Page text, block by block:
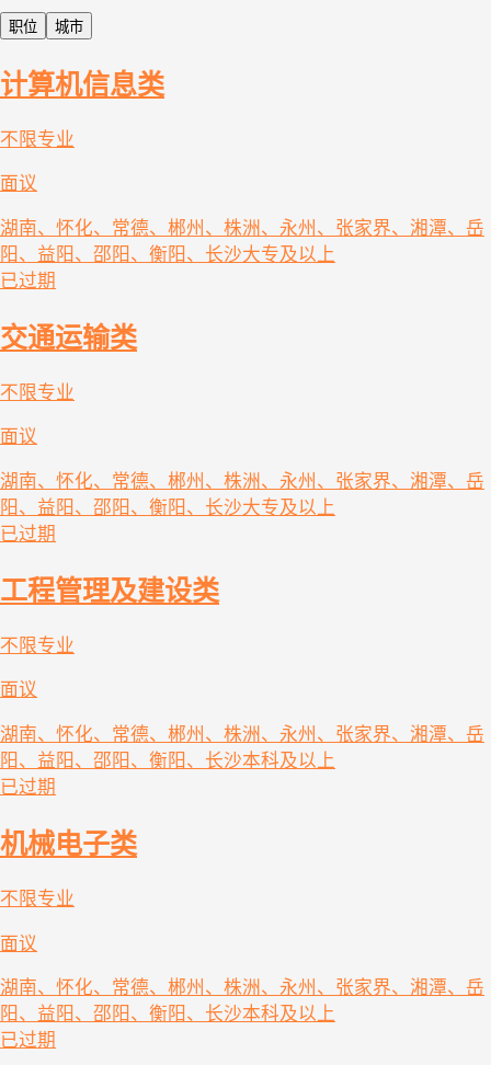
职位 城市
计算机信息类
不限专业
面议
湖南、怀化、常德、郴州、株洲、永州、张家界、湘潭、岳
阳、益阳、邵阳、衡阳、长沙大专及以上
已过期
交通运输类
不限专业
面议
湖南、怀化、常德、郴州、株洲、永州、张家界、湘潭、岳
阳、益阳、邵阳、衡阳、长沙大专及以上
已过期
工程管理及建设类
不限专业
面议
湖南、怀化、常德、郴州、株洲、永州、张家界、湘潭、岳
阳、益阳、邵阳、衡阳、长沙本科及以上
已过期
机械电子类
不限专业
面议
湖南、怀化、常德、郴州、株洲、永州、张家界、湘潭、岳
阳、益阳、邵阳、衡阳、长沙本科及以上
已过期